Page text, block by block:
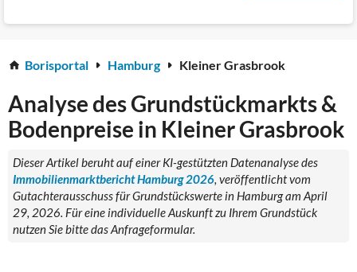
Borisportal Hamburg Kleiner Grasbrook
Analyse des Grundstückmarkts &
Bodenpreise in Kleiner Grasbrook
Dieser Artikel beruht auf einer KI-gestützten Datenanalyse des
Immobilienmarktbericht Hamburg 2026, veröffentlicht vom
Gutachterausschuss für Grundstückswerte in Hamburg am April
29, 2026. Für eine individuelle Auskunft zu Ihrem Grundstück
nutzen Sie bitte das Anfrageformular.